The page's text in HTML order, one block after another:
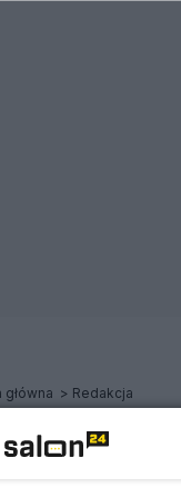
główna Redakcja
Kupisz